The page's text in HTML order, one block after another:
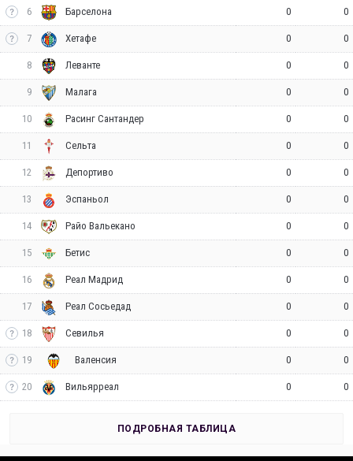
6 Барселона 0 0
7 Хетафе 0 0
8 Леванте 0 0
9 Малага 0 0
10 Расинг Сантандер 0 0
11 Сельта 0 0
12 Депортиво 0 0
13 Эспаньол 0 0
14 Райо Вальекано 0 0
15 Бетис 0 0
16 Реал Мадрид 0 0
17 Реал Сосьедад 0 0
18 Севилья 0 0
19 Валенсия 0 0
20 Вильярреал 0 0
ПОДРОБНАЯ ТАБЛИЦА